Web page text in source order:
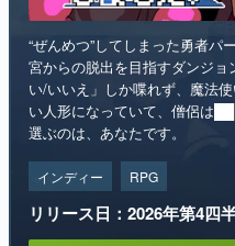
“ぜんめつ”してしまった勇者パ
宮からの脱出を目指すダンジ
い/いいえ」しか喋れず、魔法
い人形になっていて、僧侶は
選ぶのは、あなたです。
インディー RPG
リリース日：2026年第4四